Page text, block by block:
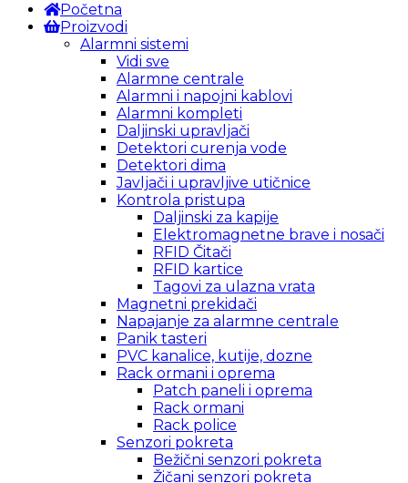
Početna
Proizvodi
Alarmni sistemi
Vidi sve
Alarmne centrale
Alarmni i napojni kablovi
Alarmni kompleti
Daljinski upravljači
Detektori curenja vode
Detektori dima
Javljači i upravljive utičnice
Kontrola pristupa
Daljinski za kapije
Elektromagnetne brave i nosači
RFID Čitači
RFID kartice
Tagovi za ulazna vrata
Magnetni prekidači
Napajanje za alarmne centrale
Panik tasteri
PVC kanalice, kutije, dozne
Rack ormani i oprema
Patch paneli i oprema
Rack ormani
Rack police
Senzori pokreta
Bežični senzori pokreta
Žičani senzori pokreta